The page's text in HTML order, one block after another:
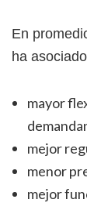
En
ha
mayor
mejor
menor
mejor